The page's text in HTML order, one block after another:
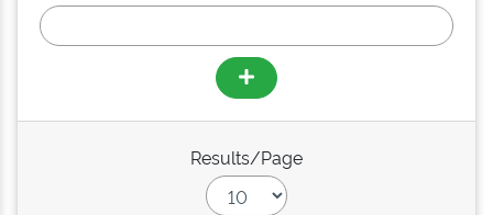
Results/Page